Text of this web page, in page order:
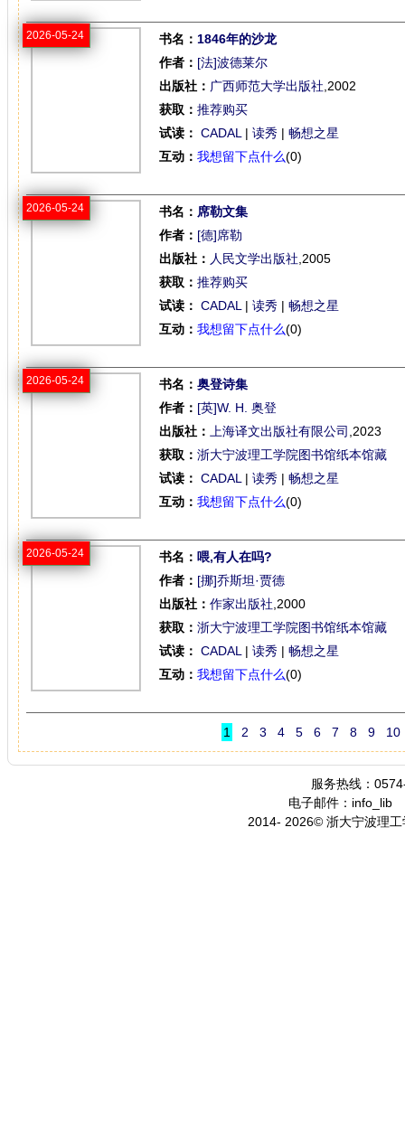
2026-05-24 书名： 1846年的沙龙
作者： [法]波德莱尔
出版社： 广西师范大学出版社 ,2002
获取： 推荐购买
试读： CADAL | 读秀 | 畅想之星
互动： 我想留下点什么(0)
2026-05-24 书名： 席勒文集
作者： [德]席勒
出版社： 人民文学出版社 ,2005
获取： 推荐购买
试读： CADAL | 读秀 | 畅想之星
互动： 我想留下点什么(0)
2026-05-24 书名： 奥登诗集
作者： [英]W. H. 奥登
出版社：
上海译文出版社有限公司 ,2023
获取： 浙大宁波理工学院图书馆纸本馆藏
试读： CADAL | 读秀 | 畅想之星
互动： 我想留下点什么(0)
2026-05-24 书名： 喂,有人在吗?
作者： [挪]乔斯坦·贾德
出版社： 作家出版社 ,2000
获取： 浙大宁波理工学院图书馆纸本馆藏
试读： CADAL | 读秀 | 畅想之星
互动： 我想留下点什么(0)
1 2 3 4 5 6 7 8 9 10
服务热线：
电子邮件：info_lib
2014- 2026© 浙大宁波理工